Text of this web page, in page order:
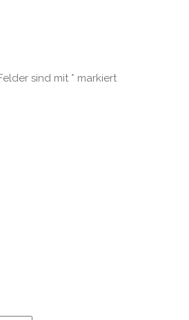
sind mit * markiert